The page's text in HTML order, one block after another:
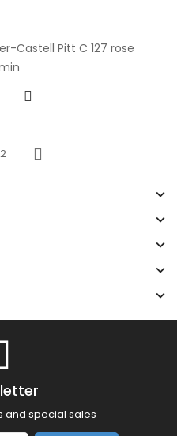
Castell Pitt C 127 rose
2
Next
and special sales